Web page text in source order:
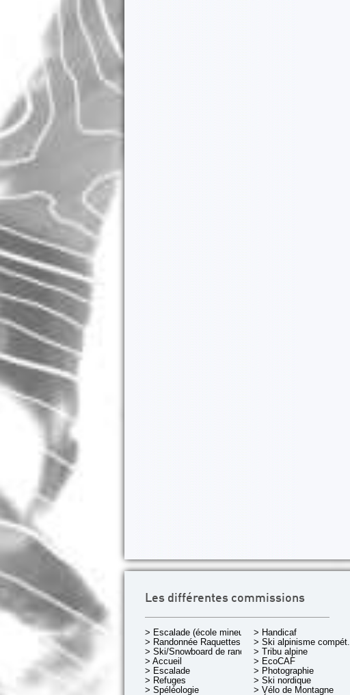
Les différentes commissions
> Escalade (école mineurs)
> Randonnée Raquettes
> Ski/Snowboard de rando.
> Accueil
> Escalade
> Refuges
> Spéléologie
> Handicaf
> Ski alpinisme compét.
> Tribu alpine
> EcoCAF
> Photographie
> Ski nordique
> Vélo de Montagne